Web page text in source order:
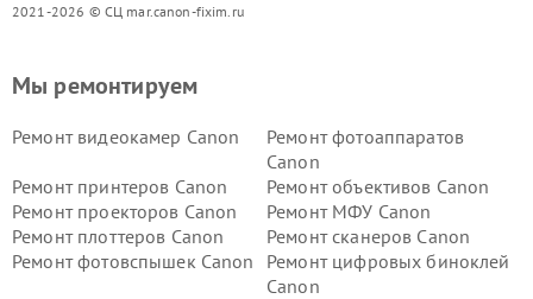
2021-2026 © СЦ mar.canon-fixim.ru
Мы ремонтируем
Ремонт видеокамер Canon
Ремонт фотоаппаратов
Canon
Ремонт принтеров Canon
Ремонт объективов Canon
Ремонт проекторов Canon
Ремонт МФУ Canon
Ремонт плоттеров Canon
Ремонт сканеров Canon
Ремонт фотовспышек Canon
Ремонт цифровых биноклей
Canon